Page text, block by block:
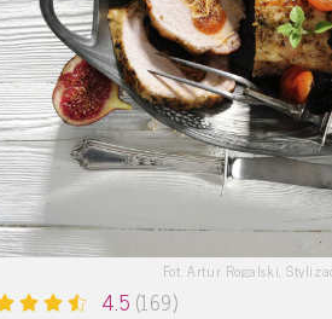
Fot. Artur Rogalski,
4.5 (169)